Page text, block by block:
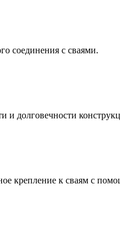
соединения с сваями.
и долговечности
крепление к сваям с